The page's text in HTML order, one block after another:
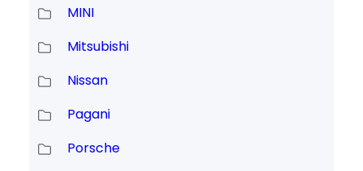
MINI
Mitsubishi
Nissan
Pagani
Porsche